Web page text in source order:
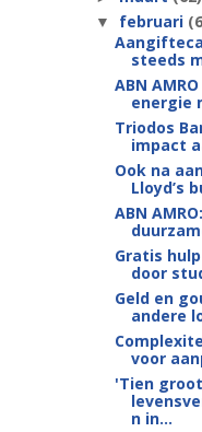
▼ februari
steeds
ABN
energie
Triodos
impact
Ook na
Lloyd’s
ABN
Gratis
door
Geld en
andere
voor
'Tien
n in...